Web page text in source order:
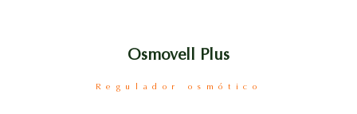
Osmovell Plus
Regulador osmótico